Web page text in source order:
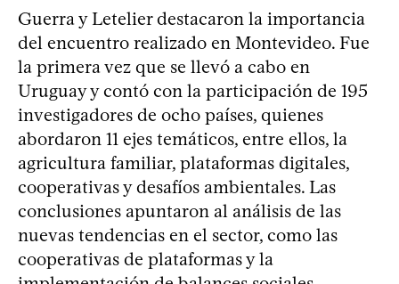
Guerra y Letelier destacaron la importancia
del encuentro realizado en Montevideo. Fue
la primera vez que se llevó a cabo en
Uruguay y contó con la participación de 195
investigadores de ocho países, quienes
abordaron 11 ejes temáticos, entre ellos, la
agricultura familiar, plataformas digitales,
cooperativas y desafíos ambientales. Las
conclusiones apuntaron al análisis de las
nuevas tendencias en el sector, como las
cooperativas de plataformas y la